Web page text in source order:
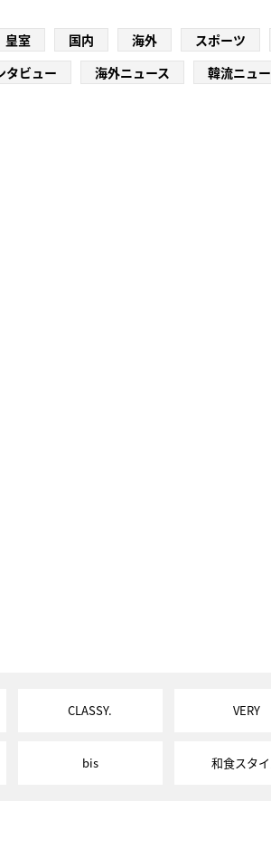
皇室 国内 海外 スポーツ
タビュー 海外ニュース 韓流ニュ
CLASSY. VERY
bis 和食スタ